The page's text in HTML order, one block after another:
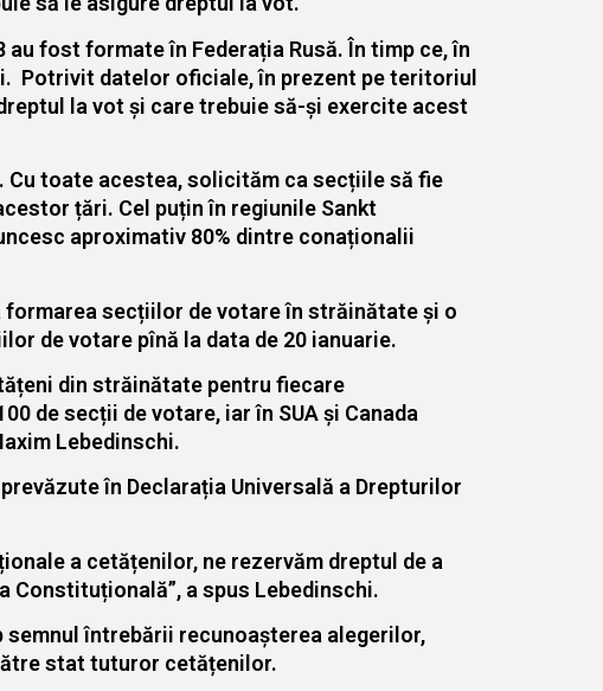
fost formate în Federația Rusă. În timp ce, în
Potrivit datelor oficiale, în prezent pe teritoriul
la vot și care trebuie să-și exercite acest
toate acestea, solicităm ca secțiile să fie
țări. Cel puțin în regiunile Sankt
aproximativ 80% dintre conaționalii
formarea secțiilor de votare în străinătate și o
de votare pînă la data de 20 ianuarie.
din străinătate pentru fiecare
de secții de votare, iar în SUA și Canada
Lebedinschi.
în Declarația Universală a Drepturilor
a cetățenilor, ne rezervăm dreptul de a
Constituțională”, a spus Lebedinschi.
întrebării recunoașterea alegerilor,
stat tuturor cetățenilor.